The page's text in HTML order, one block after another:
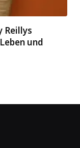
Reillys
und